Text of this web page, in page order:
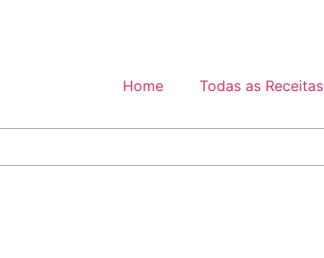
Home Todas as Receitas